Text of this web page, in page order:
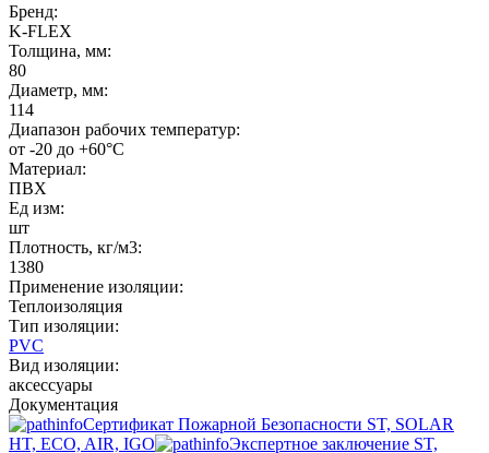
Бренд:
K-FLEX
Толщина, мм:
80
Диаметр, мм:
114
Диапазон рабочих температур:
от -20 до +60°C
Материал:
ПВХ
Ед изм:
шт
Плотность, кг/м3:
1380
Применение изоляции:
Теплоизоляция
Тип изоляции:
PVC
Вид изоляции:
аксессуары
Документация
Сертификат Пожарной Безопасности ST, SOLAR
HT, ECO, AIR, IGO
Экспертное заключение ST,